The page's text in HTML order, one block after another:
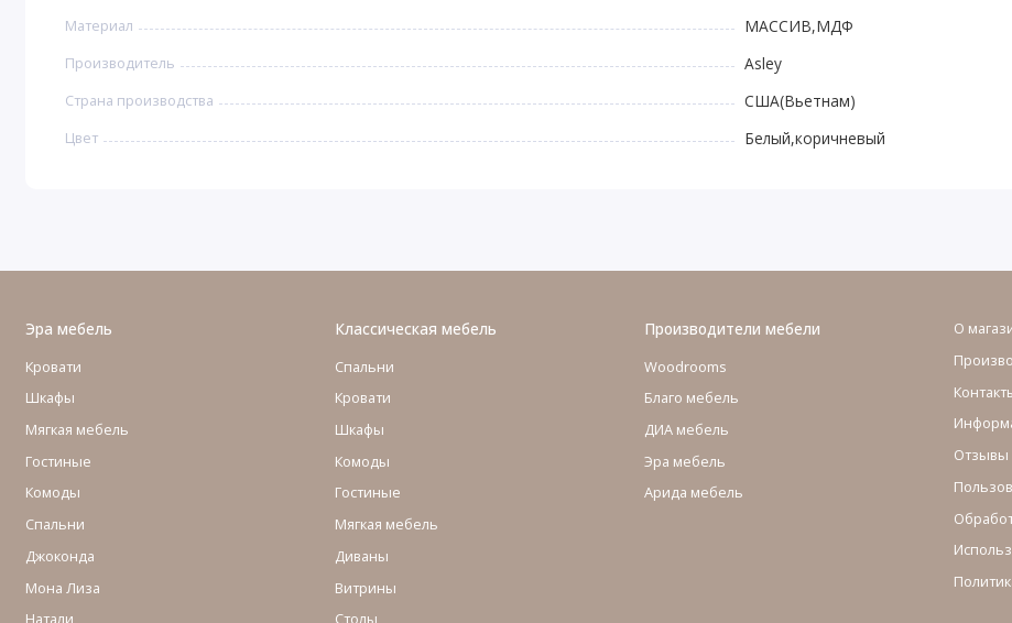
Материал МАССИВ,МДФ
Производитель Asley
Страна производства США(Вьетнам)
Цвет Белый,коричневый
Эра мебель
Кровати
Шкафы
Мягкая мебель
Гостиные
Комоды
Cпальни
Джоконда
Мона Лиза
Натали
Классическая мебель
Спальни
Кровати
Шкафы
Комоды
Гостиные
Мягкая мебель
Диваны
Витрины
Столы
Производители мебели
Woodrooms
Благо мебель
ДИА мебель
Эра мебель
Арида мебель
О
Отзывы